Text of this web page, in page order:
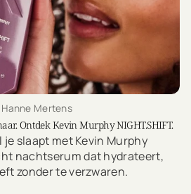
Mertens
Ontdek Kevin Murphy NIGHT.SHIFT.
slaapt met Kevin Murphy
nachtserum dat hydrateert,
zonder te verzwaren.